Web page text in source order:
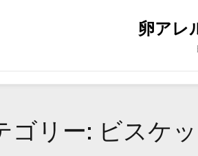
卵アレ
ゴリー: ビスケ